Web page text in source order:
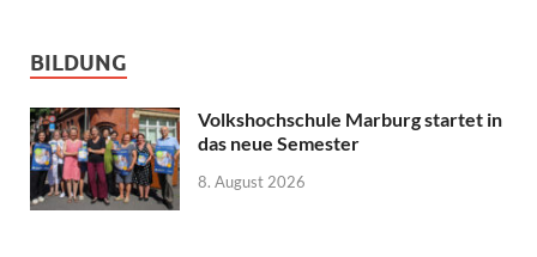
BILDUNG
Volkshochschule Marburg startet in
das neue Semester
8. August 2026